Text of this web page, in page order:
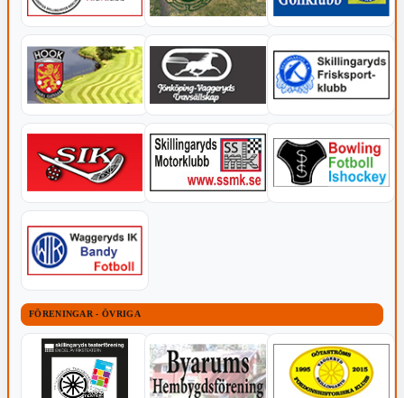
FÖRENINGAR - ÖVRIGA